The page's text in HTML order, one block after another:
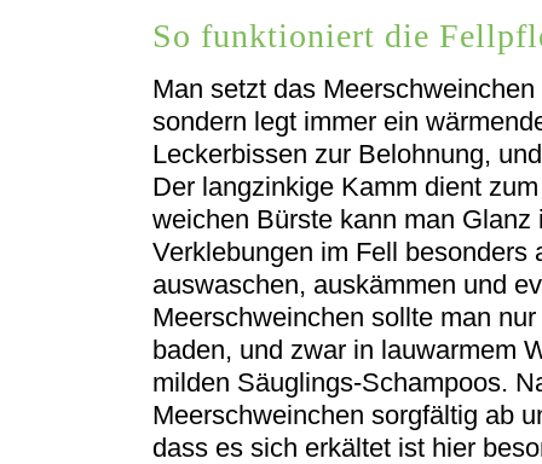
So funktioniert die
Man setzt das
sondern legt immer ein
Leckerbissen zur Belohnung,
Der langzinkige Kamm dient
weichen Bürste kann man
Verklebungen im Fell besonders
auswaschen, auskämmen und
Meerschweinchen sollte man
baden, und zwar in lauwarmem
milden Säuglings-Schampoos.
Meerschweinchen sorgfältig ab
dass es sich erkältet ist hier